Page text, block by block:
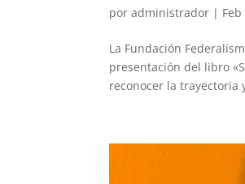
poradministrador |
La Fundación
presentación del libro
reconocer la trayectoria